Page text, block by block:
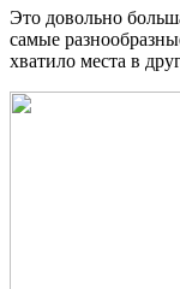
Это довольно
самые
хватило места в